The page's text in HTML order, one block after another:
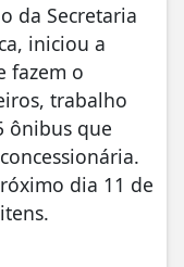
da Secretaria
iniciou a
fazem o
trabalho
ônibus que
dia 11 de